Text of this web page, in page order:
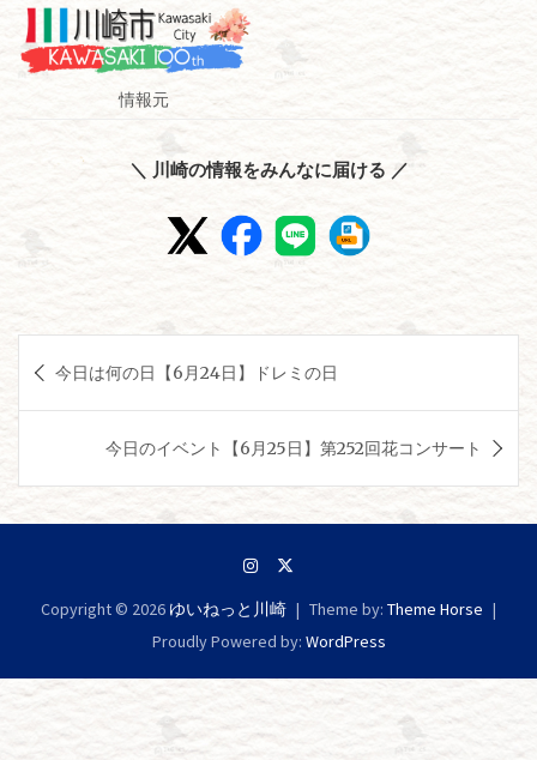
情報元
＼ 川崎の情報をみんなに届ける ／
稿
ナ
ョ
今日は何の日【6月24日】ドレミの日
今日のイベント【6月25日】第252回花コンサート
Copyright © 2026 ゆいねっと川崎 Theme by: Theme Horse
Proudly Powered by: WordPress